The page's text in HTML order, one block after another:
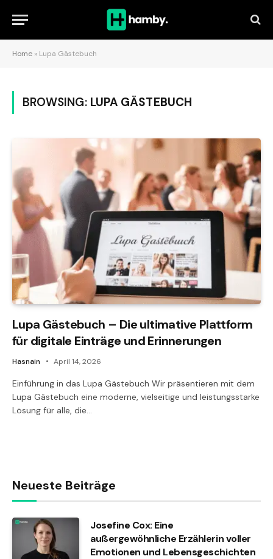
Home » Lupa Gästebuch
BROWSING: LUPA GÄSTEBUCH
Lupa Gästebuch – Die ultimative Plattform
für digitale Einträge und Erinnerungen
Hasnain April 14, 2026
Einführung in das Lupa Gästebuch Wir präsentieren mit dem
Lupa Gästebuch eine moderne, vielseitige und leistungsstarke
Lösung für alle, die…
Neueste Beiträge
Josefine Cox: Eine
außergewöhnliche Erzählerin voller
Emotionen und Lebensgeschichten